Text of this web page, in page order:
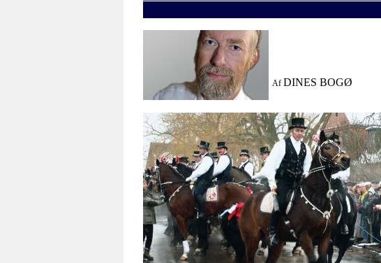
kendes i Danmark og Skåne fra omkring 1521, hvor Kong Christian II
familier fra Nederlandene til at bosætte sig på Amager for at dyre
forklaringen på, at ”Fastelavn” er en traditioner, der er forbundet med
Selve begrebet ”Fastelavn” relaterer sig til tiden op til fasten, hvor man
festede med mad og drikke inden man gik ind i en 40 dages periode,
kød, men udelukkende holde sig til fisk. Da fasteperioden blev
med de forskellige former for fastelavnsløjer.
Oprindelig havde man anbragt en levende kat i en ophængt tønde og det
tønden for at få katten til at skrige. Men det vigtige var dog, at man
forsøge at stikke hul på bunden af tønden, så katten kunne slippe ud.
Kongens Amagere
I dag skal ryttere slå til en ophængt tønde og den rytter, der slår sidste
årets tøndekonge. Tidligere fulgte der et års skattefrihed med titlen, men